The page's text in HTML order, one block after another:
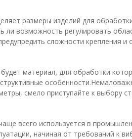
размеры изделий для
ли возможность регулировать
сложности крепления и
материал, для обработки
смело приступайте к выбору
всего используется в
начиная от требований к